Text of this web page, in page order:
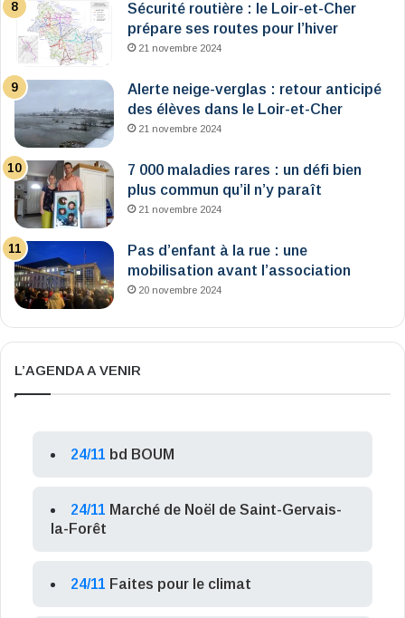
Sécurité routière : le Loir-et-Cher
prépare ses routes pour l’hiver
21 novembre 2024
Alerte neige-verglas : retour anticipé
des élèves dans le Loir-et-Cher
21 novembre 2024
7 000 maladies rares : un défi bien
plus commun qu’il n’y paraît
21 novembre 2024
Pas d’enfant à la rue : une
mobilisation avant l’association
20 novembre 2024
L’AGENDA A VENIR
24/11 bd BOUM
24/11 Marché de Noël de Saint-Gervais-
la-Forêt
24/11 Faites pour le climat